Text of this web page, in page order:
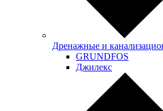
Дренажные и
GRUNDFOS
Джилекс